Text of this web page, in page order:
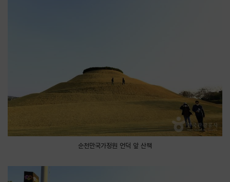
순천만국가정원 언덕 앞 산책